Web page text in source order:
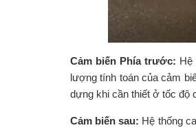
Cảm biến Phía trước: Hệ
lượng tính toán của cảm
dựng khi cần thiết ở tốc độ
Cảm biến sau: Hệ thống